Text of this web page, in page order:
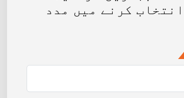
کرنے میں مدد